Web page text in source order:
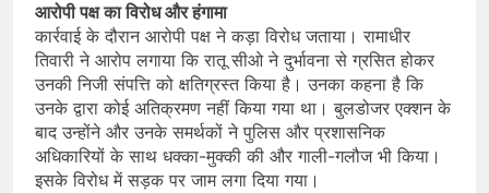
आरोपी पक्ष का विरोध और हंगामा
कार्रवाई के दौरान आरोपी पक्ष ने कड़ा विरोध जताया। रामाधीर
तिवारी ने आरोप लगाया कि रातू सीओ ने दुर्भावना से ग्रसित होकर
उनकी निजी संपत्ति को क्षतिग्रस्त किया है। उनका कहना है कि
उनके द्वारा कोई अतिक्रमण नहीं किया गया था। बुलडोजर एक्शन के
बाद उन्होंने और उनके समर्थकों ने पुलिस और प्रशासनिक
अधिकारियों के साथ धक्का-मुक्की की और गाली-गलौज भी किया।
इसके विरोध में सड़क पर जाम लगा दिया गया।